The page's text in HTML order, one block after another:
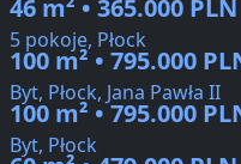
46 m² • 365.000 PLN
5 pokoje, Płock
100 m² • 795.000
Byt, Płock, Jana Pawła II
100 m² • 795.000
Byt, Płock